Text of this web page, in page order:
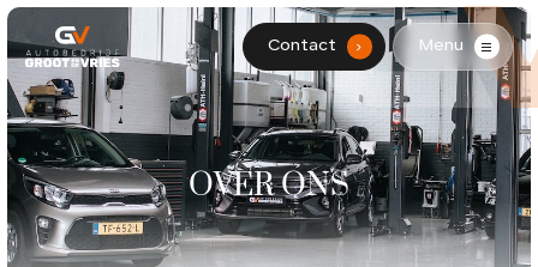
Contact . Menu
HOME
AANBOD
DIENSTEN
OVER ONS